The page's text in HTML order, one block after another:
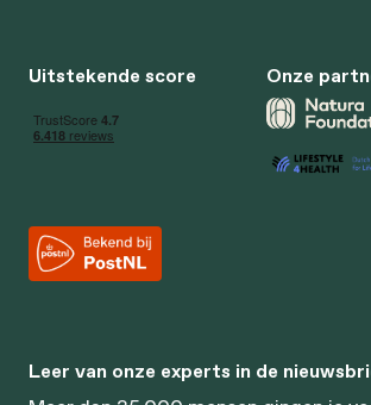
Uitstekende score Onze
Leer van onze experts in de